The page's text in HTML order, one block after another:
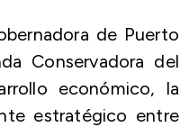
de Puerto
Conservadora del
económico, la
estratégico entre